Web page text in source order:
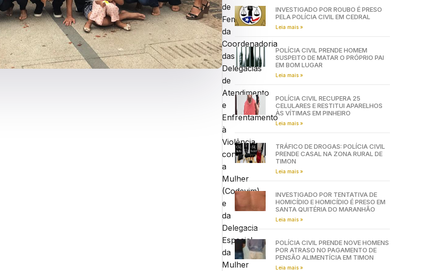
de
Feminicídio,
da
Coordenadoria
das
Delegacias
de
Atendimento
e
Enfrentamento
à
Violência
contra
a
Mulher
(Codevim)
e
da
Delegacia
Especial
da
Mulher
INVESTIGADO POR ROUBO É PRESO
PELA POLÍCIA CIVIL EM CEDRAL
Leia mais »
POLÍCIA CIVIL PRENDE HOMEM
SUSPEITO DE MATAR O PRÓPRIO PAI
EM BOM LUGAR
Leia mais »
POLÍCIA CIVIL RECUPERA 25
CELULARES E RESTITUI APARELHOS
ÀS VÍTIMAS EM PINHEIRO
Leia mais »
TRÁFICO DE DROGAS: POLÍCIA CIVIL
PRENDE CASAL NA ZONA RURAL DE
TIMON
Leia mais »
INVESTIGADO POR TENTATIVA DE
HOMICÍDIO E HOMICÍDIO É PRESO EM
SANTA QUITÉRIA DO MARANHÃO
Leia mais »
POLÍCIA CIVIL PRENDE NOVE HOMENS
POR ATRASO NO PAGAMENTO DE
PENSÃO ALIMENTÍCIA EM TIMON
Leia mais »